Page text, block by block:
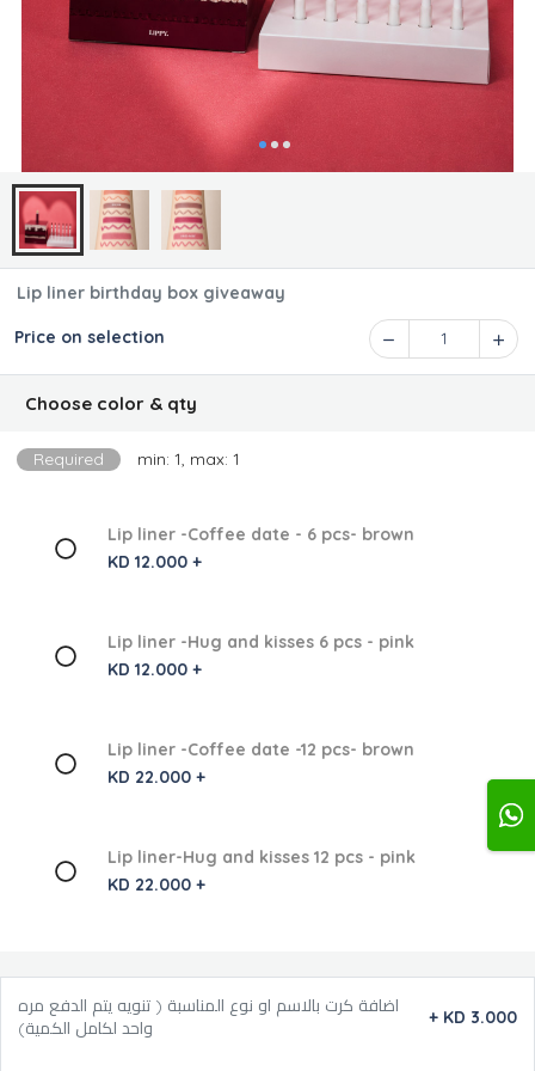
Lip liner birthday box giveaway
Price on selection 1
Choose color & qty
Required min: 1, max: 1
Lip liner -Coffee date - 6 pcs- brown
KD 12.000 +
Lip liner -Hug and kisses 6 pcs - pink
KD 12.000 +
Lip liner -Coffee date -12 pcs- brown
KD 22.000 +
Lip liner-Hug and kisses 12 pcs - pink
KD 22.000 +
اضافة كرت بالاسم او نوع المناسبة ( تنويه يتم الدفع مره
واحد لكامل الكمية)
+ KD 3.000